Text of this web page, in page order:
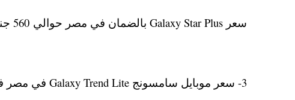
سعر Galaxy Star Plus بالضمان في مصر حوالي 560 جنيهًا.
3- سعر موبايل سامسونج Galaxy Trend Lite في مصر فبراير 2016